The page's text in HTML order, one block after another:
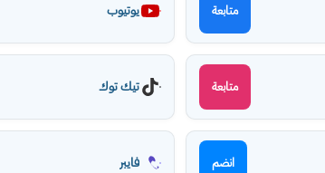
متابعة يوتيوب
متابعة تيك توك
انضم فايبر